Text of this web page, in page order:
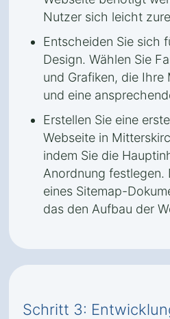
Nutzer sich leicht
Entscheiden Sie sich
Design. Wählen Sie
und Grafiken, die Ihre
und eine
Erstellen Sie eine
Webseite in
indem Sie die
Anordnung festlegen.
eines Sitemap-
das den Aufbau der
Schritt 3: